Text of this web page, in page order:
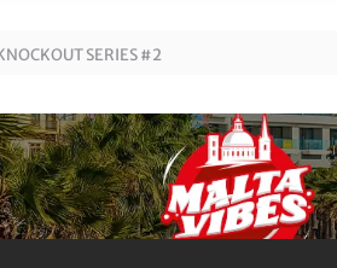
SERIES #2